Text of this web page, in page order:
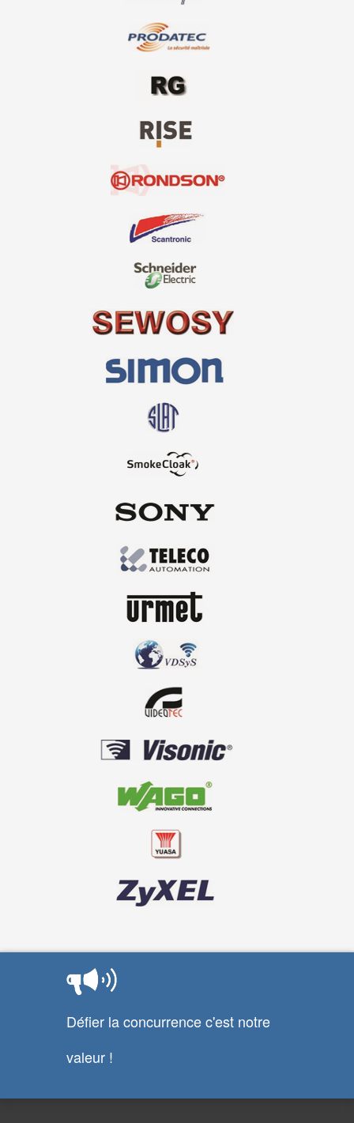
Défier la concurrence c'est notre
valeur !